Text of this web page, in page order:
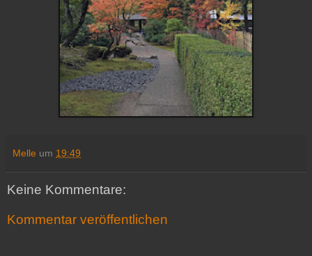
Melle um 19:49
Keine Kommentare:
Kommentar veröffentlichen